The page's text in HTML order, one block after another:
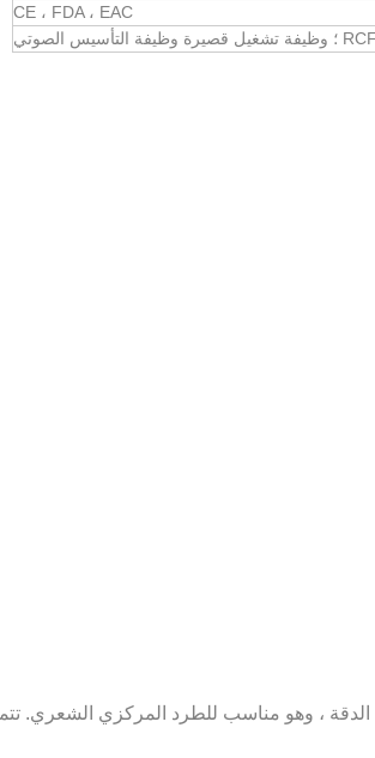
CE ، FDA ، EAC
الدقة ، وهو مناسب للطرد المركزي الشعري.